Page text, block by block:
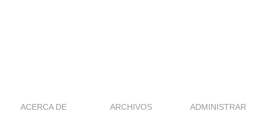
ACERCA DE ARCHIVOS ADMINISTRAR